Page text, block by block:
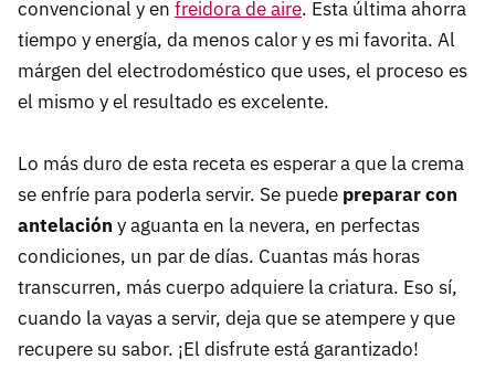
convencional y en freidora de aire. Esta última ahorra
tiempo y energía, da menos calor y es mi favorita. Al
márgen del electrodoméstico que uses, el proceso es
el mismo y el resultado es excelente.
Lo más duro de esta receta es esperar a que la crema
se enfríe para poderla servir. Se puede preparar con
antelación y aguanta en la nevera, en perfectas
condiciones, un par de días. Cuantas más horas
transcurren, más cuerpo adquiere la criatura. Eso sí,
cuando la vayas a servir, deja que se atempere y que
recupere su sabor. ¡El disfrute está garantizado!